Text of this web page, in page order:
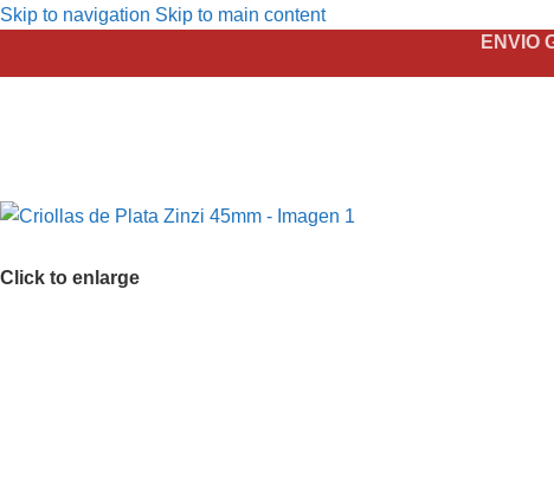
Skip to navigation Skip to main content
ENVIO
Click to enlarge